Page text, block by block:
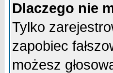
Dlaczego nie
Tylko
zapobiec
możesz